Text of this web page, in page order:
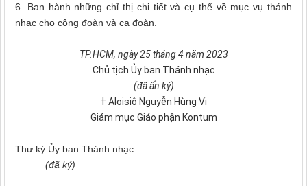
6. Ban hành những chỉ thị chi tiết và cụ thể về mục vụ thánh
nhạc cho cộng đoàn và ca đoàn.
TP.HCM, ngày 25 tháng 4 năm 2023
Chủ tịch Ủy ban Thánh nhạc
(đã ấn ký)
† Aloisiô Nguyễn Hùng Vị
Giám mục Giáo phận Kontum
Thư ký Ủy ban Thánh nhạc
(đã ký)